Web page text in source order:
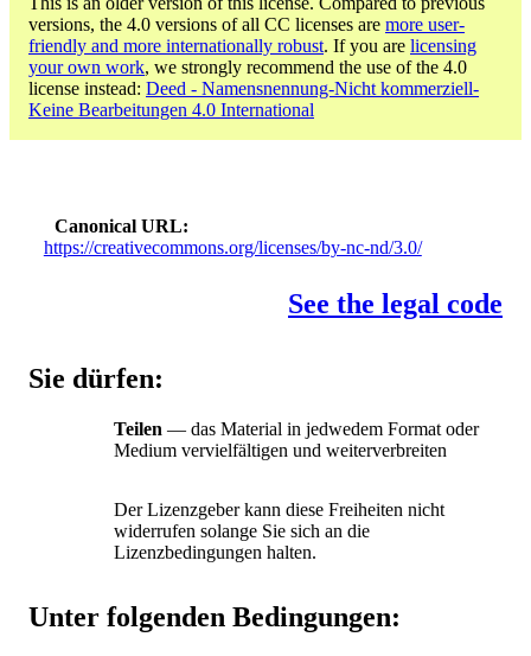
versions, the 4.0 versions of all CC licenses are more user-
friendly and more internationally robust. If you are licensing
your own work, we strongly recommend the use of the 4.0
license instead: Deed - Namensnennung-Nicht kommerziell-
Keine Bearbeitungen 4.0 International
Canonical URL
https://creativecommons.org/licenses/by-nc-nd/3.0/
See the legal code
Sie dürfen:
Teilen — das Material in jedwedem Format oder
Medium vervielfältigen und weiterverbreiten
Der Lizenzgeber kann diese Freiheiten nicht
widerrufen solange Sie sich an die
Lizenzbedingungen halten.
Unter folgenden Bedingungen: